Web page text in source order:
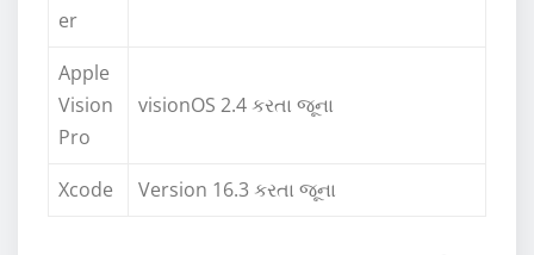
er
Apple
Vision
Pro
visionOS 2.4 કરતા જૂના
Xcode Version 16.3 કરતા જૂના